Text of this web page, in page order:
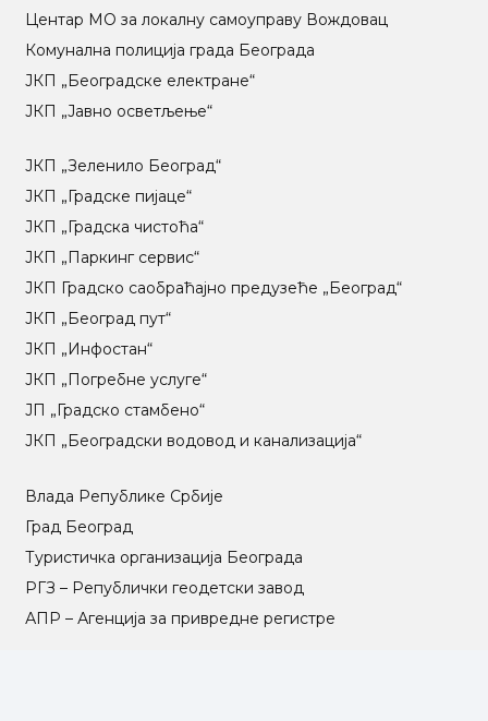
Центар МO за локалну самоуправу Вождовац
Комунална полиција града Београда
ЈКП „Београдске електране“
ЈКП „Јавно осветљење“
ЈКП „Зеленило Београд“
ЈКП „Градске пијаце“
ЈКП „Градска чистоћа“
ЈКП „Паркинг сервис“
ЈКП Градско саобраћајно предузеће „Београд“
ЈКП „Београд пут“
ЈКП „Инфостан“
ЈКП „Погребне услуге“
ЈП „Градско стамбено“
ЈКП „Београдски водовод и канализација“
Влада Републике Србије
Град Београд
Туристичка организација Београда
РГЗ – Републички геодетски завод
АПР – Агенција за привредне регистре